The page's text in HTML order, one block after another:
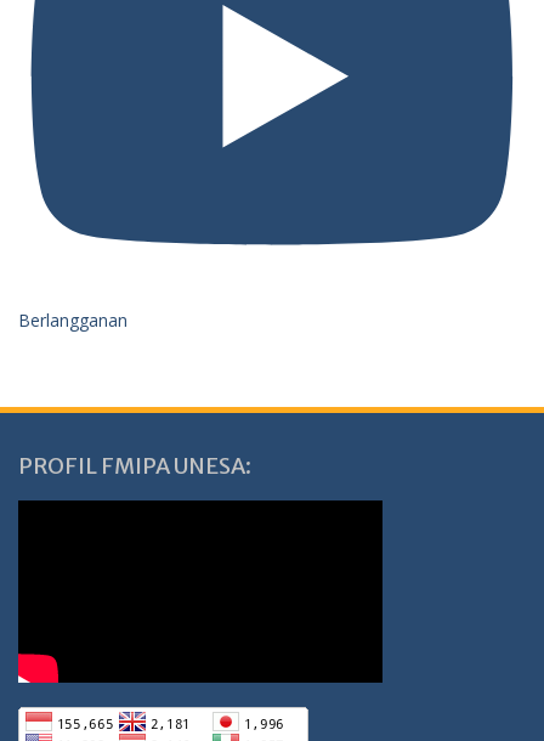
Berlangganan
PROFIL FMIPA UNESA: